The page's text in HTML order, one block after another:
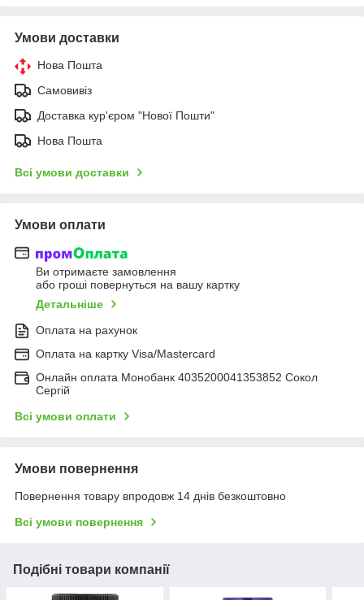
Умови доставки
Нова Пошта
Самовивіз
Доставка кур'єром "Нової Пошти"
Нова Пошта
Всі умови доставки
Умови оплати
Ви отримаєте замовлення
або гроші повернуться на вашу картку
Детальніше
Оплата на рахунок
Оплата на картку Visa/Mastercard
Онлайн оплата Монобанк 4035200041353852 Сокол
Сергій
Всі умови оплати
Умови повернення
Повернення товару впродовж 14 днів безкоштовно
Всі умови повернення
Подібні товари компанії